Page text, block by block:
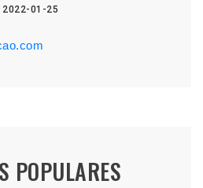
2022-01-25
POPULARES